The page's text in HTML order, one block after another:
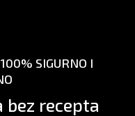
SIGURNO I
bez recepta